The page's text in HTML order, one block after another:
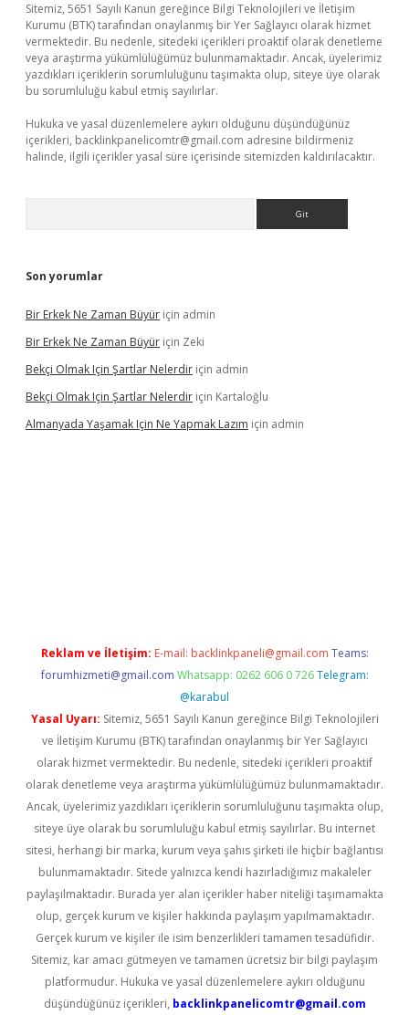
Sitemiz, 5651 Sayılı Kanun gereğince Bilgi Teknolojileri ve İletişim
Kurumu (BTK) tarafından onaylanmış bir Yer Sağlayıcı olarak hizmet
vermektedir. Bu nedenle, sitedeki içerikleri proaktif olarak denetleme
veya araştırma yükümlülüğümüz bulunmamaktadır. Ancak, üyelerimiz
yazdıkları içeriklerin sorumluluğunu taşımakta olup, siteye üye olarak
bu sorumluluğu kabul etmiş sayılırlar.
Hukuka ve yasal düzenlemelere aykırı olduğunu düşündüğünüz
içerikleri, backlinkpanelicomtr@gmail.com adresine bildirmeniz
halinde, ilgili içerikler yasal süre içerisinde sitemizden kaldırılacaktır.
Son yorumlar
Bir Erkek Ne Zaman Büyür için admin
Bir Erkek Ne Zaman Büyür için Zeki
Bekçi Olmak Için Şartlar Nelerdir için admin
Bekçi Olmak Için Şartlar Nelerdir için Kartaloğlu
Almanyada Yaşamak Için Ne Yapmak Lazım için admin
Reklam ve İletişim: E-mail: backlinkpaneli@gmail.com Teams:
forumhizmeti@gmail.com Whatsapp: 0262 606 0 726 Telegram:
@karabul
Yasal Uyarı: Sitemiz, 5651 Sayılı Kanun gereğince Bilgi Teknolojileri
ve İletişim Kurumu (BTK) tarafından onaylanmış bir Yer Sağlayıcı
olarak hizmet vermektedir. Bu nedenle, sitedeki içerikleri proaktif
olarak denetleme veya araştırma yükümlülüğümüz bulunmamaktadır.
Ancak, üyelerimiz yazdıkları içeriklerin sorumluluğunu taşımakta olup,
siteye üye olarak bu sorumluluğu kabul etmiş sayılırlar. Bu internet
sitesi, herhangi bir marka, kurum veya şahıs şirketi ile hiçbir bağlantısı
bulunmamaktadır. Sitede yalnızca kendi hazırladığımız makaleler
paylaşılmaktadır. Burada yer alan içerikler haber niteliği taşımamakta
olup, gerçek kurum ve kişiler hakkında paylaşım yapılmamaktadır.
Gerçek kurum ve kişiler ile isim benzerlikleri tamamen tesadüfidir.
Sitemiz, kar amacı gütmeyen ve tamamen ücretsiz bir bilgi paylaşım
platformudur. Hukuka ve yasal düzenlemelere aykırı olduğunu
düşündüğünüz içerikleri, backlinkpanelicomtr@gmail.com